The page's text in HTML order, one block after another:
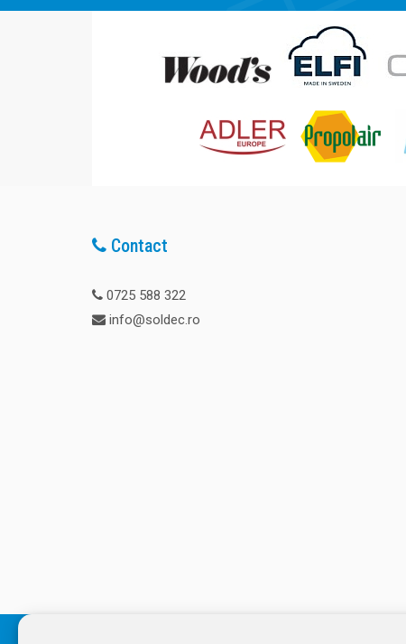
Contact
0725 588 322
info@soldec.ro
© 2026 SOLDEC SRL, RO1822625, J12/4355/2005, Cap